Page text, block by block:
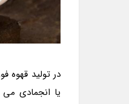
در تولید قهوه
یا انجمادی